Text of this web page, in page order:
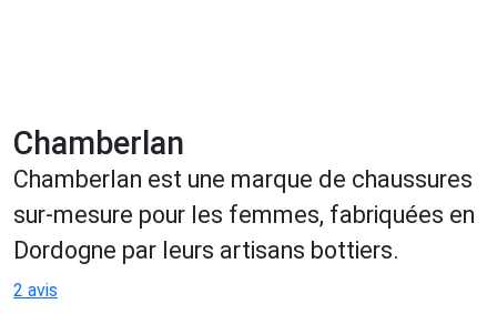
Chamberlan
Chamberlan est une marque de chaussures
sur-mesure pour les femmes, fabriquées en
Dordogne par leurs artisans bottiers.
2 avis